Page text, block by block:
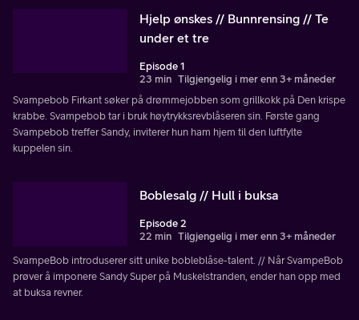
Hjelp ønskes // Bunnrensing // Te
under et tre
Episode 1
23 min Tilgjengelig i mer enn 3+ måneder
Svampebob Firkant søker på drømmejobben som grillkokk på Den krispe
krabbe. Svampebob tar i bruk høytrykksrevblåseren sin. Første gang
Svampebob treffer Sandy, inviterer hun ham hjem til den luftfylte
kuppelen sin.
Boblesalg // Hull i buksa
Episode 2
22 min Tilgjengelig i mer enn 3+ måneder
SvampeBob introduserer sitt unike bobleblåse-talent. // Når SvampeBob
prøver å imponere Sandy Super på Muskelstranden, ender han opp med
at buksa revner.